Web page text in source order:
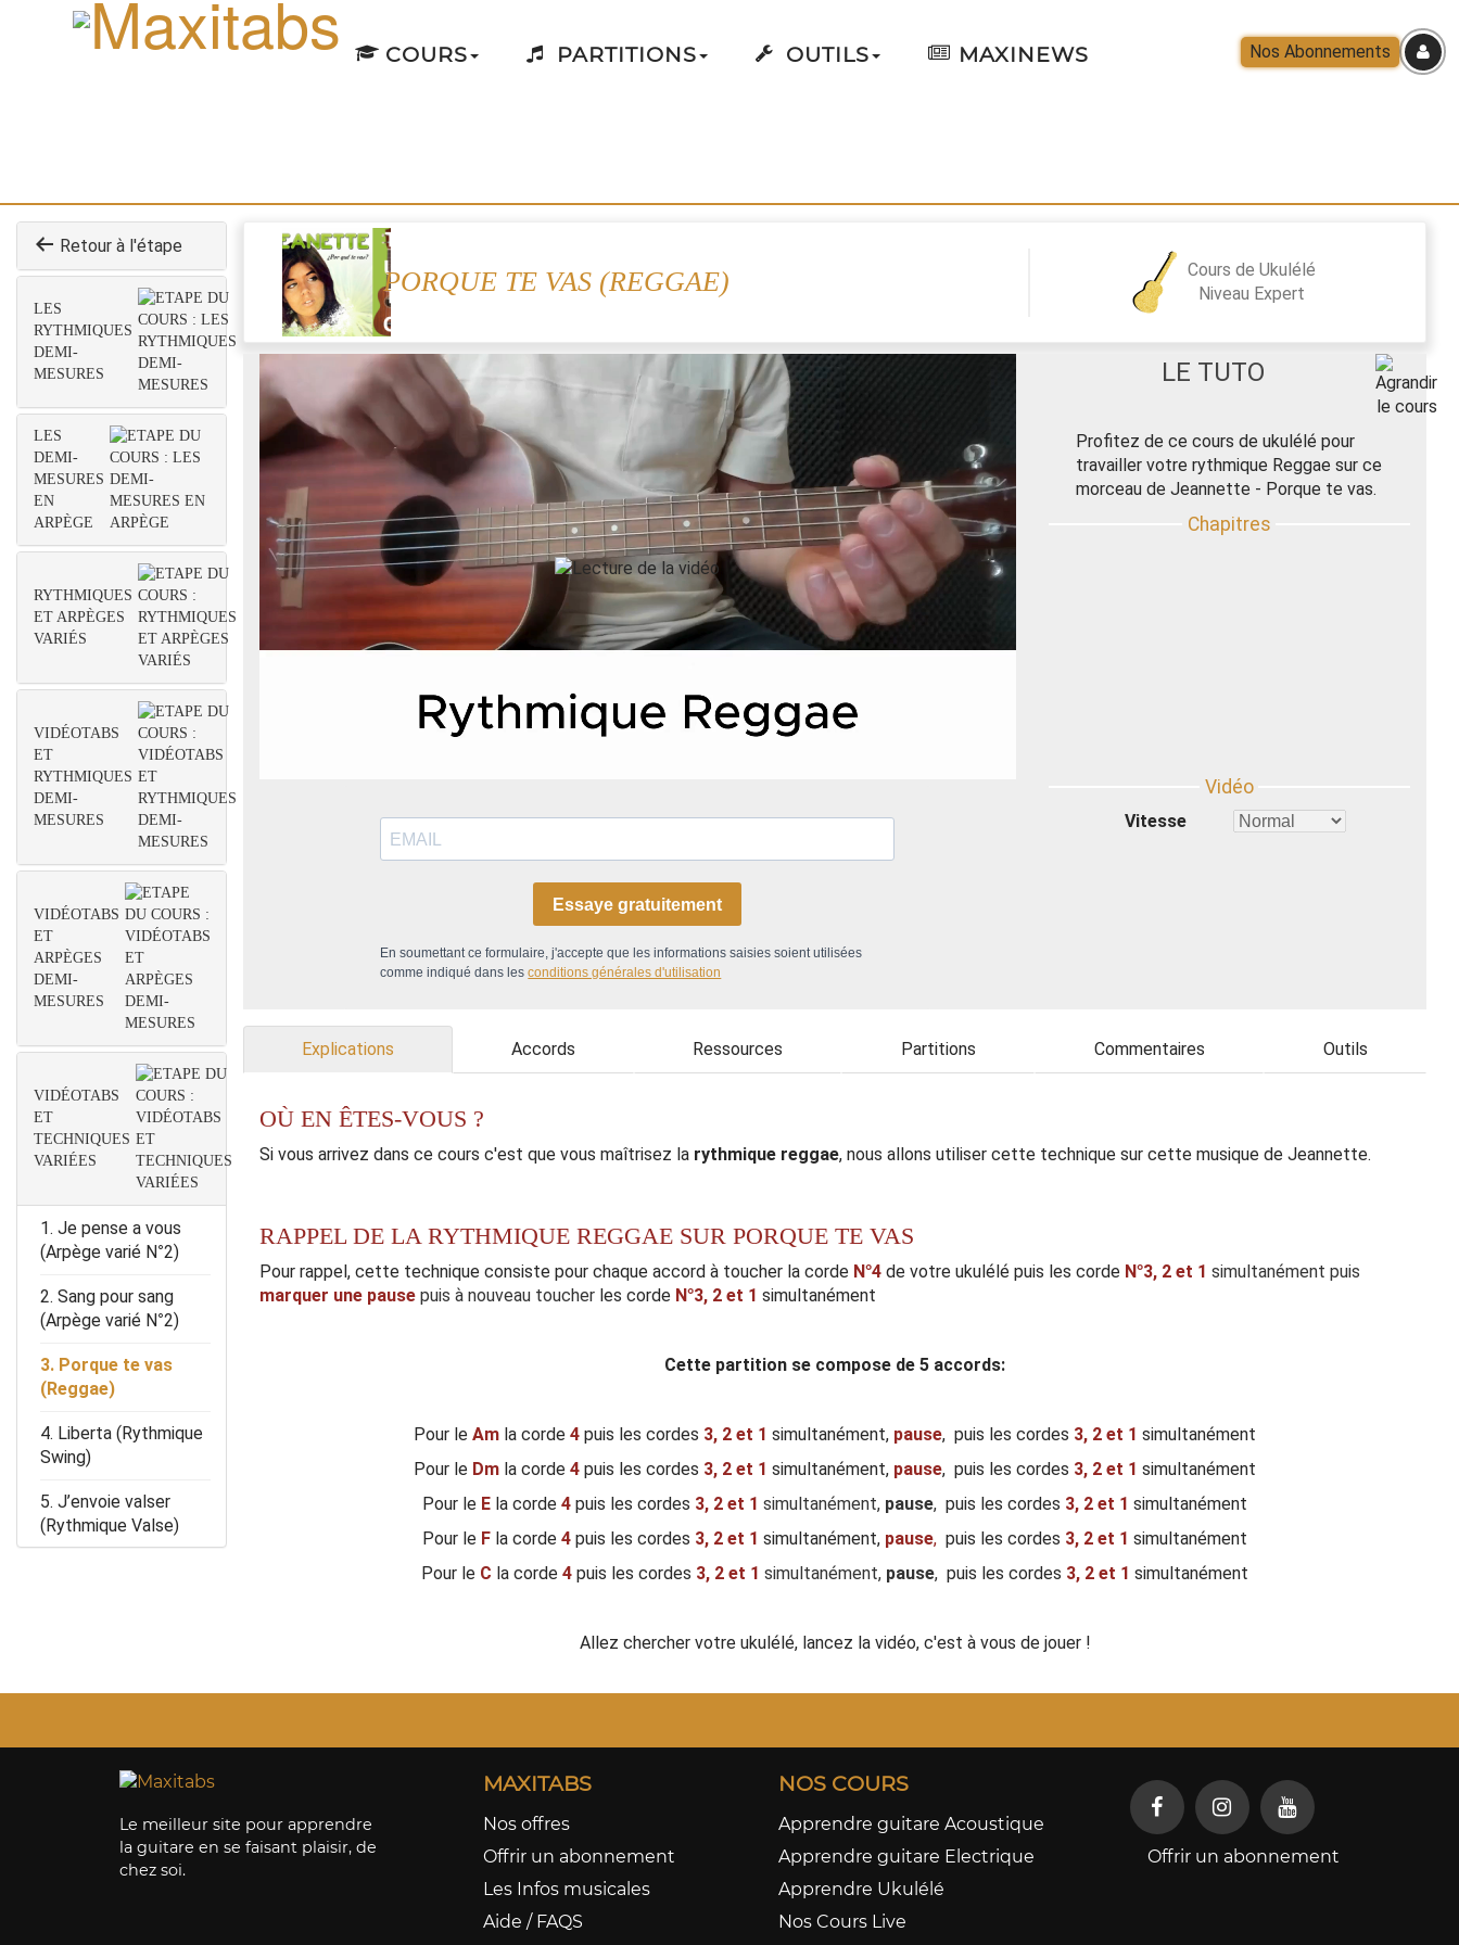
COURS PARTITIONS OUTILS MAXINEWS Nos Abonnements
PORQUE TE VAS (REGGAE)
Cours de Ukulélé
Niveau Expert
Essaye gratuitement
En soumettant ce formulaire, j'accepte que les informations saisies soient utilisées
comme indiqué dans lesconditions générales d'utilisation
LE TUTO
Profitez de ce cours de ukulélé pour
travailler votre rythmique Reggae sur ce
morceau de Jeannette - Porque te vas.
Vitesse
Explications Accords Ressources Partitions Commentaires Outils
OÙ EN ÊTES-VOUS ?
Si vous arrivez dans ce cours c'est que vous maîtrisez la rythmique reggae, nous allons utiliser cette technique sur cette musique de Jeannette.
RAPPEL DE LA RYTHMIQUE REGGAE SUR PORQUE TE VAS
Pour rappel, cette technique consiste pour chaque accord à toucher la corde N°4 de votre ukulélé puis les corde N°3, 2 et 1 simultanément puis
marquer une pause puis à nouveau toucher les corde N°3, 2 et 1 simultanément
Cette partition se compose de 5 accords:
Pour le Am la corde 4 puis les cordes 3, 2 et 1 simultanément, pause, puis les cordes 3, 2 et 1 simultanément
Pour le Dm la corde 4 puis les cordes 3, 2 et 1 simultanément, pause, puis les cordes 3, 2 et 1 simultanément
Pour le E la corde 4 puis les cordes 3, 2 et 1 simultanément, pause, puis les cordes 3, 2 et 1 simultanément
Pour le F la corde 4 puis les cordes 3, 2 et 1 simultanément, pause, puis les cordes 3, 2 et 1 simultanément
Pour le C la corde 4 puis les cordes 3, 2 et 1 simultanément, pause, puis les cordes 3, 2 et 1 simultanément
Allez chercher votre ukulélé, lancez la vidéo, c'est à vous de jouer !
Retour à l'étape
LES
RYTHMIQUES
DEMI-
MESURES
LES
DEMI-
MESURES
EN
ARPÈGE
RYTHMIQUES
ET ARPÈGES
VARIÉS
VIDÉOTABS
ET
RYTHMIQUES
DEMI-
MESURES
VIDÉOTABS
ET
ARPÈGES
DEMI-
MESURES
VIDÉOTABS
ET
TECHNIQUES
VARIÉES
1. Je pense a vous
(Arpège varié N°2)
2. Sang pour sang
(Arpège varié N°2)
3. Porque te vas
(Reggae)
4. Liberta (Rythmique
Swing)
5. J’envoie valser
(Rythmique Valse)
Le meilleur site pour apprendre
la guitare en se faisant plaisir, de
chez soi.
MAXITABS
Nos offres
Offrir un abonnement
Les Infos musicales
Aide / FAQS
NOS COURS
Apprendre guitare Acoustique
Apprendre guitare Electrique
Apprendre Ukulélé
Nos Cours Live
Offrir un abonnement